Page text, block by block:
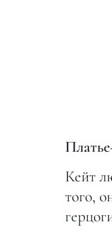
Кейт
того,